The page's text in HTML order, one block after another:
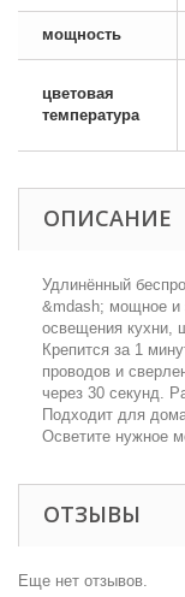
мощность
цветовая
температура
ОПИСАНИЕ
Удлинённый
&mdash; мощное и
освещения кухни,
Крепится за 1
проводов и
через 30 секунд.
Подходит для
Осветите нужное
ОТЗЫВЫ
Еще нет отзывов.